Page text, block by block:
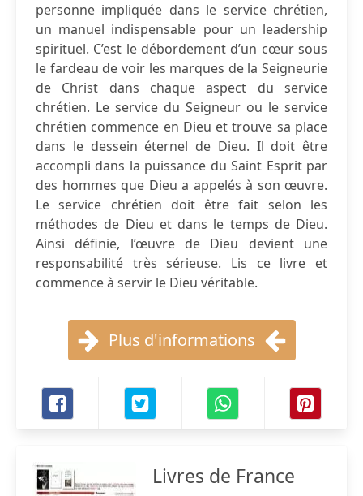
personne impliquée dans le service chrétien,
un manuel indispensable pour un leadership
spirituel. C’est le débordement d’un cœur sous
le fardeau de voir les marques de la Seigneurie
de Christ dans chaque aspect du service
chrétien. Le service du Seigneur ou le service
chrétien commence en Dieu et trouve sa place
dans le dessein éternel de Dieu. Il doit être
accompli dans la puissance du Saint Esprit par
des hommes que Dieu a appelés à son œuvre.
Le service chrétien doit être fait selon les
méthodes de Dieu et dans le temps de Dieu.
Ainsi définie, l’œuvre de Dieu devient une
responsabilité très sérieuse. Lis ce livre et
commence à servir le Dieu véritable.
Plus d'informations
Livres de France